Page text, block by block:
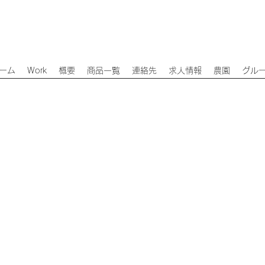
ム Work 概要 商品一覧 連絡先 求人情報 農園 グル